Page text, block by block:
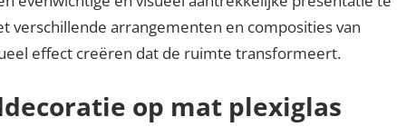
verschillende arrangementen en composities van
effect creëren dat de ruimte transformeert.
op mat plexiglas